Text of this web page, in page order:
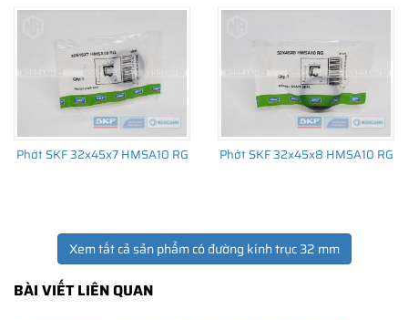
Giá bán và nơi bán Phớt chắn dầu SKF chính hãng uy
Để có báo giá Phớt SKF 32x50x10 HMSA10 RG tốt nhất, hãy liên
Phớt SKF 32x45x7 HMSA10 RG Phớt SKF 32x45x8 HMSA10 RG
Xem tất cả sản phẩm có đường kính trục 32 mm
BÀI VIẾT LIÊN QUAN